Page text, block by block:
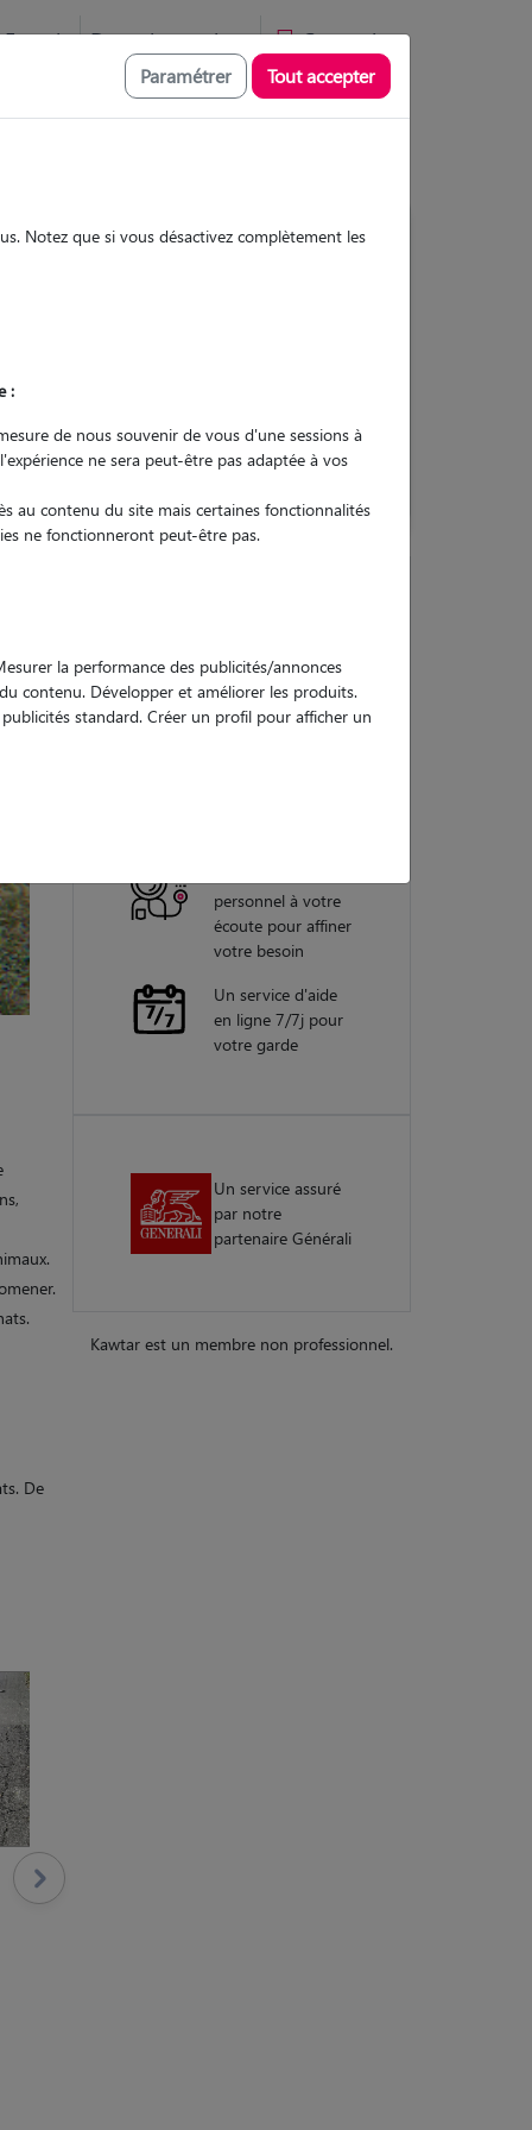
Favoris Devenir pet sitter Connexion
De
engagement
garanties
personnel à votre
écoute pour affiner
votre besoin
Un service d'aide
en ligne 7/7j pour
votre garde
Un service assuré
par notre
partenaire Générali
Kawtar est un membre non professionnel.
Paramétrer Tout accepter
Notez que si vous désactivez complètement les
:
de nous souvenir de vous d'une sessions à
ne sera peut-être pas adaptée à vos
au contenu du site mais certaines fonctionnalités
ne fonctionneront peut-être pas.
la performance des publicités/annonces
contenu. Développer et améliorer les produits.
standard. Créer un profil pour afficher un